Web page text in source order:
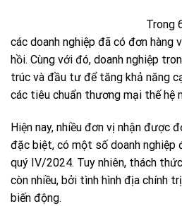
Trong
các doanh nghiệp đã có đơn hàng
hồi. Cùng với đó, doanh nghiệp
trúc và đầu tư để tăng khả năng
các tiêu chuẩn thương mại thế hệ
Hiện nay, nhiều đơn vị nhận được
đặc biệt, có một số doanh nghiệp
quý IV/2024. Tuy nhiên, thách
còn nhiều, bởi tình hình địa chính
biến động.